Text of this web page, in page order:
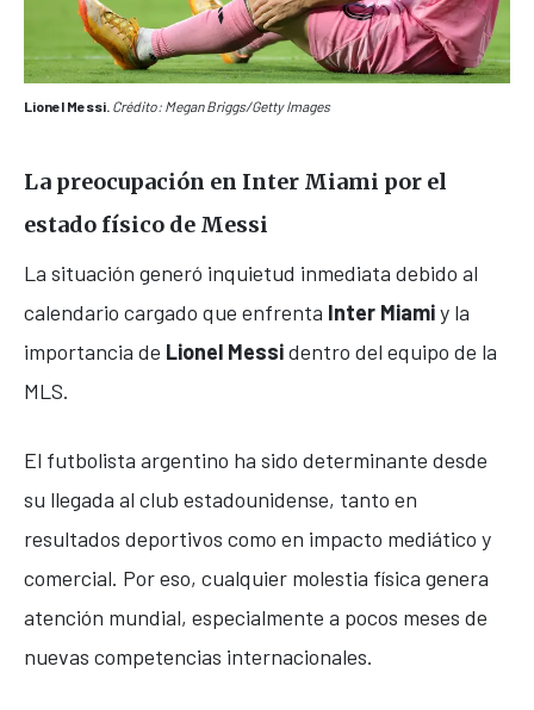
Lionel Messi. Crédito: Megan Briggs/Getty Images
La preocupación en Inter Miami por el
estado físico de Messi
La situación generó inquietud inmediata debido al
calendario cargado que enfrenta Inter Miamiy la
importancia de Lionel Messidentro del equipo de la
MLS.
El futbolista argentino ha sido determinante desde
su llegada al club estadounidense, tanto en
resultados deportivos como en impacto mediático y
comercial. Por eso, cualquier molestia física genera
atención mundial, especialmente a pocos meses de
nuevas competencias internacionales.